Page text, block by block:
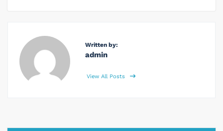
Written by:
admin
View All Posts